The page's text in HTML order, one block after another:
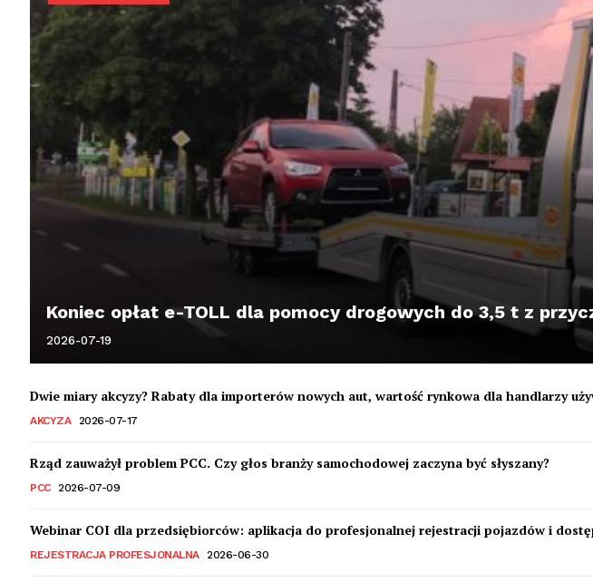
Koniec opłat e-TOLL dla pomocy drogowych do 3,5 t z
2026-07-19
Dwie miary akcyzy? Rabaty dla importerów nowych aut, wartość rynkowa dla handlarzy
AKCYZA 2026-07-17
Rząd zauważył problem PCC. Czy głos branży samochodowej zaczyna być słyszany?
PCC 2026-07-09
Webinar COI dla przedsiębiorców: aplikacja do profesjonalnej rejestracji pojazdów i
REJESTRACJA PROFESJONALNA 2026-06-30